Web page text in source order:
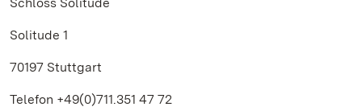
Solitude 1
70197 Stuttgart
Telefon +49(0)711.351 47 72